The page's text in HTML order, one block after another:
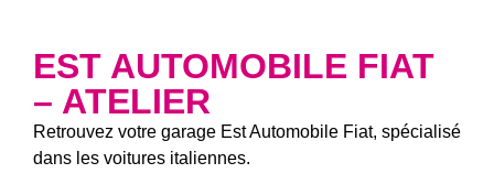
EST AUTOMOBILE FIAT
– ATELIER
Retrouvez votre garage Est Automobile Fiat, spécialisé
dans les voitures italiennes.